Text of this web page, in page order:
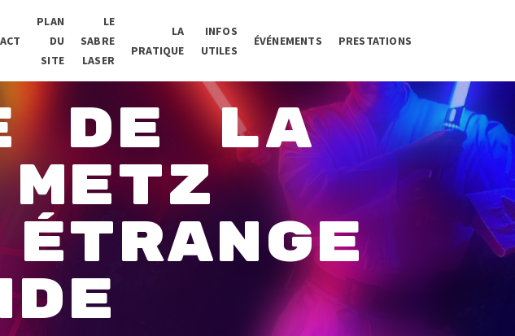
PLAN
DU
SITE
LE
SABRE
LASER
LA
PRATIQUE
INFOS
UTILES
ÉVÉNEMENTS PRESTATIONS
DE LA